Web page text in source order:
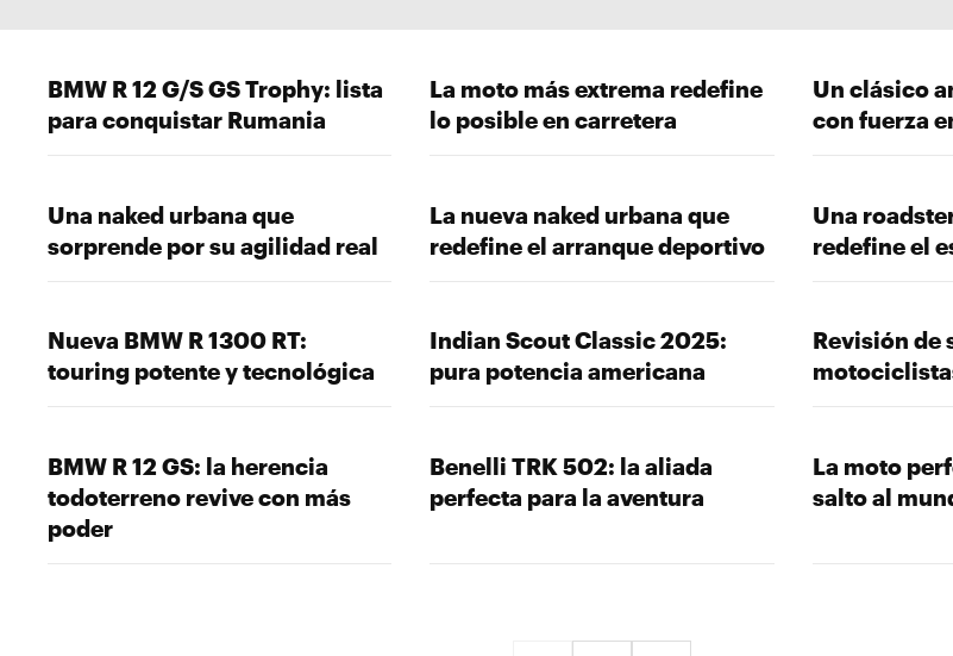
BMW R 12 G/S GS Trophy: lista
para conquistar Rumania
La moto más extrema redefine
lo posible en carretera
Un clásico
con fuerza
Una naked urbana que
sorprende por su agilidad real
La nueva naked urbana que
redefine el arranque deportivo
Una
redefine el
Nueva BMW R 1300 RT:
touring potente y tecnológica
Indian Scout Classic 2025:
pura potencia americana
Revisión de
BMW R 12 GS: la herencia
todoterreno revive con más
poder
Benelli TRK 502: la aliada
perfecta para la aventura
La moto
salto al